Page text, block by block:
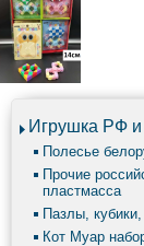
Игрушка РФ
Полесье
Прочие
пластмасса
Пазлы,
Кот Муар